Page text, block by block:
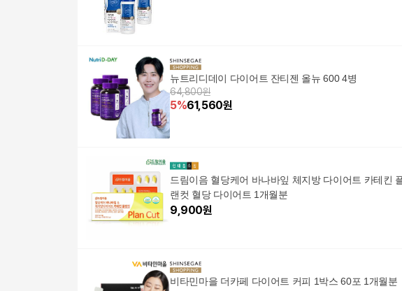
뉴트리디데이 다이어트 잔티젠 올뉴 600 4병
64,800원
5%61,560원
드림이음 혈당케어 바나바잎 체지방 다이어트 카테킨
랜컷 혈당 다이어트 1개월분
9,900원
비타민마을 더카페 다이어트 커피 1박스 60포 1개월분